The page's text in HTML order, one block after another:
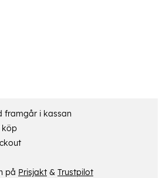
framgår i kassan
köp
på Prisjakt& Trustpilot